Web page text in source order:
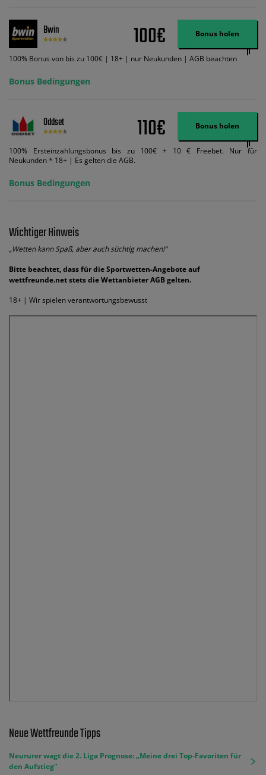
Wett-Credits aus. Es gelten die AGB, Zeitlimits und Ausnahmen. Der Bonus-
Code VIPANGEBOT kann während der Anmeldung benutzt werden, jedoch
ändert dies den Angebotsbetrag in keinster Weise.
Bwin 100€ Bonus holen
100% Bonus von bis zu 100€ | 18+ | nur Neukunden | AGB beachten
Bonus Bedingungen
Oddset 110€ Bonus holen
100% Ersteinzahlungsbonus bis zu 100€ + 10 € Freebet. Nur für
Neukunden * 18+ | Es gelten die AGB.
Bonus Bedingungen
Wichtiger Hinweis
„Wetten kann Spaß, aber auch süchtig machen!“
Bitte beachtet, dass für die Sportwetten-Angebote auf
wettfreunde.net stets die Wettanbieter AGB gelten.
18+ | Wir spielen verantwortungsbewusst
Neue Wettfreunde Tipps
Neururer wagt die 2. Liga Prognose: „Meine drei Top-Favoriten für
den Aufstieg“